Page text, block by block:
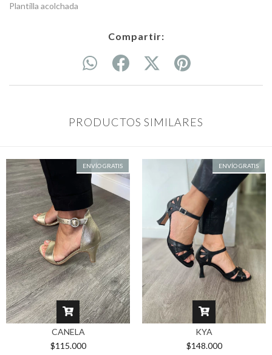
Plantilla acolchada
Compartir:
PRODUCTOS SIMILARES
ENVÍO GRATIS
CANELA
$115.000
ENVÍO GRATIS
KYA
$148.000